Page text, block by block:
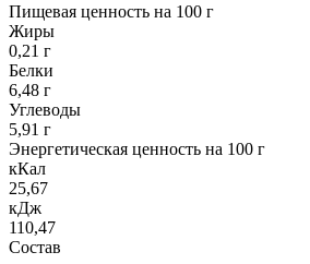
Пищевая ценность на 100 г
Жиры
0,21 г
Белки
6,48 г
Углеводы
5,91 г
Энергетическая ценность на 100 г
кКал
25,67
кДж
110,47
Состав